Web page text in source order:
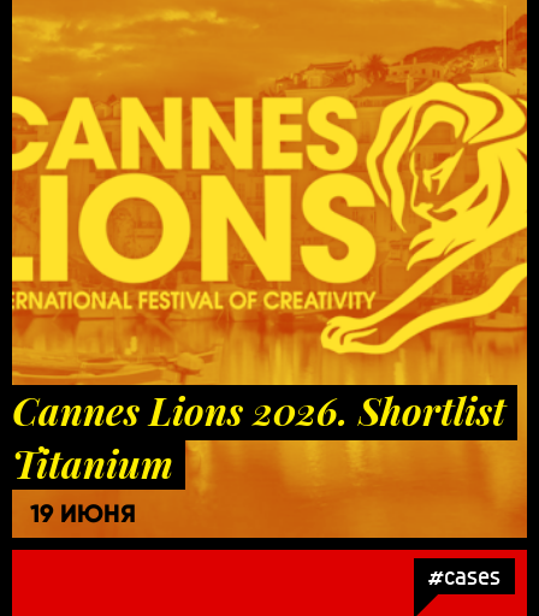
Cannes Lions 2026. Shortlist
Titanium
19 ИЮНЯ
#cases